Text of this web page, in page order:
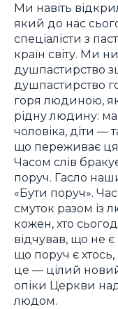
Ми навіть
який до нас
спеціалісти з
країн світу. Ми
душпастирство
душпастирство
горя людиною,
рідну людину:
чоловіка, діти —
що переживає ця
Часом слів
поруч. Гасло
«Бути поруч».
смуток разом із
кожен, хто
відчував, що не
що поруч є
це — цілий
опіки Церкви
людом.